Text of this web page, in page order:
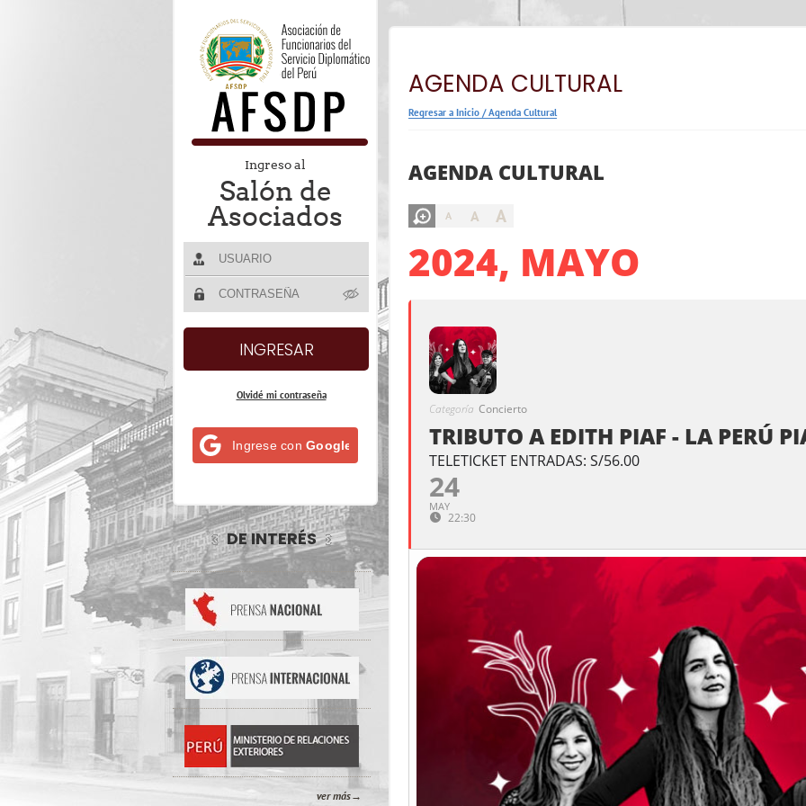
Ingreso al
Salón de
Asociados
Olvidé mi contraseña
Ingrese con Google
DE INTERÉS
ver más
AGENDA CULTURAL
Regresar a Inicio /Agenda Cultural
AGENDA CULTURAL
A A A
2024, MAYO
Categoría Concierto
TRIBUTO A EDITH PIAF - LA PERÚ
TELETICKET ENTRADAS: S/56.00
24
MAY
22:30